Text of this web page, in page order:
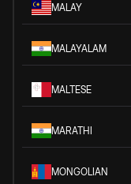
MALAY
MALAYALAM
MALTESE
MARATHI
MONGOLIAN